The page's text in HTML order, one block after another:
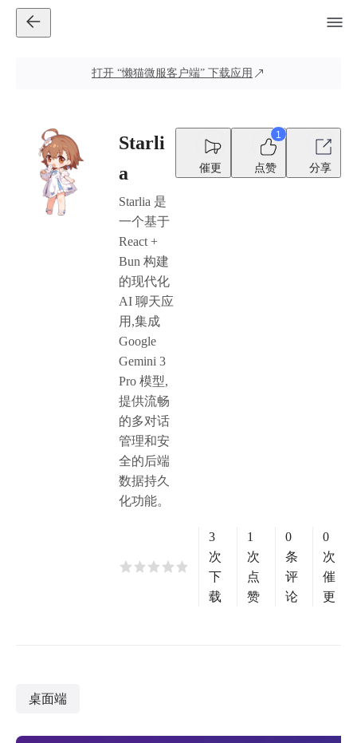
打开 “懒猫微服客户端” 下载应用
Starli
a
Starlia 是
一个基于
React +
Bun 构建
的现代化
AI 聊天应
用,集成
Google
Gemini 3
Pro 模型,
提供流畅
的多对话
管理和安
全的后端
数据持久
化功能。
催更
1
点赞 分享
3
次
下
载
1
次
点
赞
0
条
评
论
0
次
催
更
桌面端